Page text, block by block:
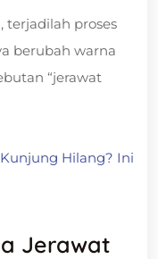
terjadilah proses
berubah warna
“jerawat
Hilang? Ini
Jerawat